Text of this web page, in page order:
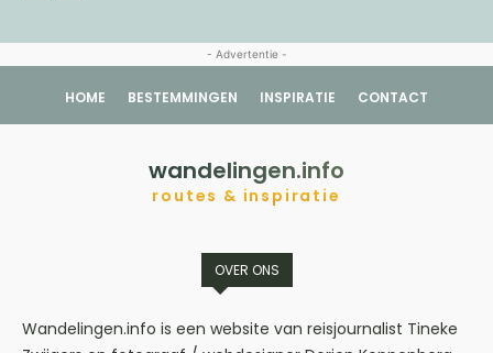
- Advertentie -
HOME BESTEMMINGEN INSPIRATIE CONTACT
wandelingen.info
routes & inspiratie
OVER ONS
Wandelingen.info is een website van reisjournalist Tineke